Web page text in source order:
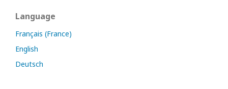
Language
Français (France)
English
Deutsch